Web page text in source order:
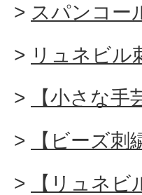
スパンコー
リュネビル
【小さな
【ビーズ
【リュネ